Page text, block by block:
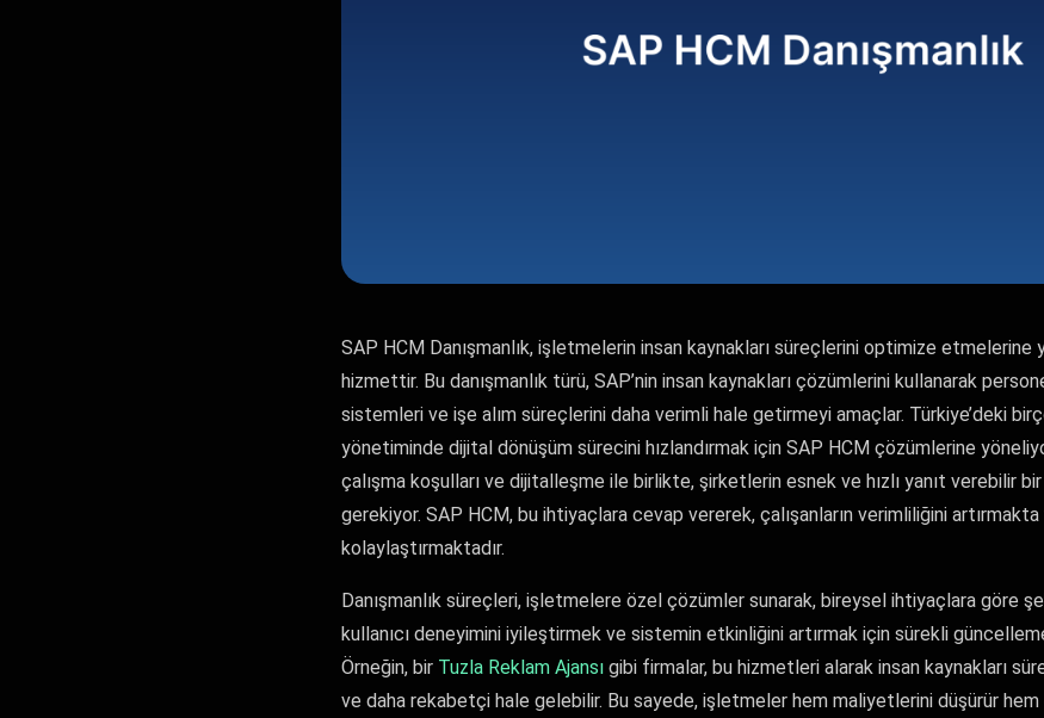
SAP HCM Danışmanlık, işletmelerin insan kaynakları süreçlerini optimize etmelerine
hizmettir. Bu danışmanlık türü, SAP’nin insan kaynakları çözümlerini kullanarak
sistemleri ve işe alım süreçlerini daha verimli hale getirmeyi amaçlar. Türkiye’deki
yönetiminde dijital dönüşüm sürecini hızlandırmak için SAP HCM çözümlerine
çalışma koşulları ve dijitalleşme ile birlikte, şirketlerin esnek ve hızlı yanıt verebilir bir
gerekiyor. SAP HCM, bu ihtiyaçlara cevap vererek, çalışanların verimliliğini artırmakta
kolaylaştırmaktadır.
Danışmanlık süreçleri, işletmelere özel çözümler sunarak, bireysel ihtiyaçlara göre
kullanıcı deneyimini iyileştirmek ve sistemin etkinliğini artırmak için sürekli
Örneğin, bir Tuzla Reklam Ajansı gibi firmalar, bu hizmetleri alarak insan kaynakları
ve daha rekabetçi hale gelebilir. Bu sayede, işletmeler hem maliyetlerini düşürür hem